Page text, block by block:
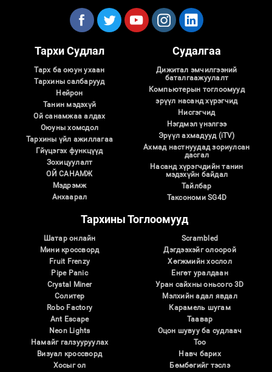
Тархи Судлал
Тарх ба оюун ухаан
Тархины салбарууд
Нейрон
Танин мэдэхүй
Ой санамжаа алдах
Оюуны хомсдол
Тархины үйл ажиллагаа
Гйүцэгэх функцүүд
Зохицуулалт
ОЙ САНАМЖ
Мэдрэмж
Анхаарал
Судалгаа
Дижитал эмчилгээний
баталгаажуулалт
Компьютерын тоглоомууд
эрүүл насанд хүрэгчид
Нисгэгчид
Нэгдмэл үнэлгээ
Эрүүл ахмадууд (iTV)
Ахмад настнуудад зориулсан
дасгал
Насанд хүрэгчдийн танин
мэдэхүйн байдал
Тайлбар
Таксономи SG4D
Тархины Тоглоомууд
Шатар онлайн
Мини кроссворд
Fruit Frenzy
Pipe Panic
Crystal Miner
Солитер
Robo Factory
Ant Escape
Neon Lights
Намайг галзууруулах
Визуал кроссворд
Хосыг ол
Scrambled
Дэгдээхэйг олоорой
Хөгжмийн хослол
Eнгөт уралдаан
Уран сайхны оньсого 3D
Мэлхийн адал явдал
Карамель шугам
Таавар
Оцон шувуу ба судлаач
Тоо
Навч барих
Бөмбөгийг тэслэ